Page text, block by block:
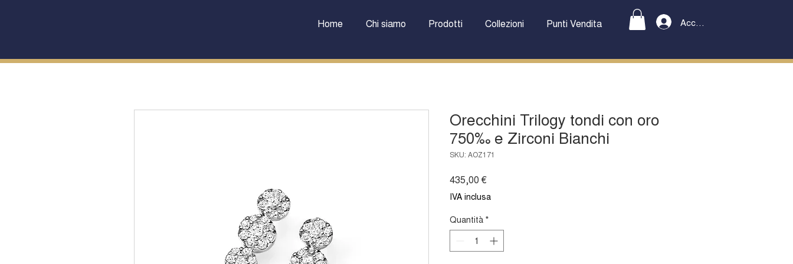
Home Chi siamo Prodotti Collezioni Punti Vendita Accedi
Orecchini Trilogy tondi con oro
750‰ e Zirconi Bianchi
SKU: AOZ171
435,00 €Prezzo
IVA inclusa
Quantità *